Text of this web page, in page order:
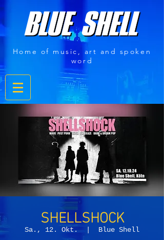
Home of music, art and spoken
word
SHELLSHOCK
Sa., 12. Okt.
  |
Blue Shell